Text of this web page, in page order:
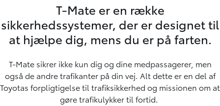
T-Mate er en række
sikkerhedssystemer, der er designet til
at hjælpe dig, mens du er på farten.
T-Mate sikrer ikke kun dig og dine medpassagerer, men
også de andre trafikanter på din vej. Alt dette er en del af
Toyotas forpligtigelse til trafiksikkerhed og missionen om at
gøre trafikulykker til fortid.